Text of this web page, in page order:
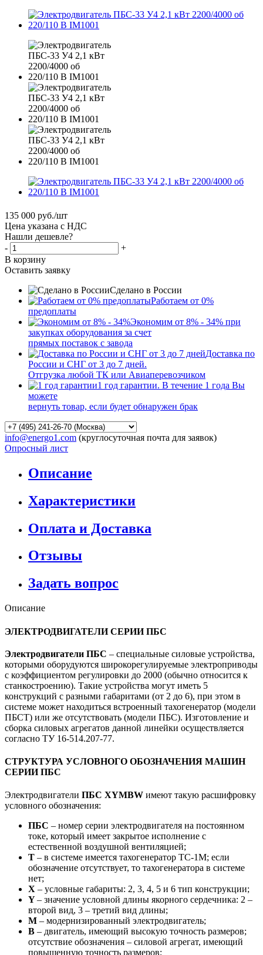
135 000 руб./шт
Цена указана с НДС
Нашли дешевле?
-
+
В корзину
Оставить заявку
Сделано в России
Работаем от 0%
предоплаты
Экономим от 8% - 34% при
закупках оборудования за счет
прямых поставок с завода
Доставка по
России и СНГ от 3 до 7 дней.
Отгрузка любой ТК или Авиаперевозчиком
1 год гарантии. В течение 1 года Вы
можете
вернуть товар, если будет обнаружен брак
info@energo1.com (круглосуточная почта для заявок)
Опросный лист
Описание
Характеристики
Оплата и Доставка
Отзывы
Задать вопрос
Описание
ЭЛЕКТРОДВИГАТЕЛИ СЕРИИ ПБС
Электродвигатели ПБС – специальные силовые устройства,
которыми оборудуются широкорегулируемые электроприводы
с коэффициентом регулировки до 2000 (обычно относится к
станкостроению). Такие устройства могут иметь 5
конструкций с разными габаритами (от 2 до 6), при этом в
системе может находиться встроенный тахогенератор (модели
ПБСТ) или же отсутствовать (модели ПБС). Изготовление и
сборка силовых агрегатов данной линейки осуществляется
согласно ТУ 16-514.207-77.
СТРУКТУРА УСЛОВНОГО ОБОЗНАЧЕНИЯ МАШИН
СЕРИИ ПБС
Электродвигатели ПБС ХYMBW имеют такую расшифровку
условного обозначения:
ПБС – номер серии электродвигателя на постоянном
токе, который имеет закрытое исполнение с
естественной воздушной вентиляцией;
Т – в системе имеется тахогенератор ТС-1М; если
обозначение отсутствует, то тахогенератора в системе
нет;
Х – условные габариты: 2, 3, 4, 5 и 6 тип конструкции;
Y– значение условной длины якорного сердечника: 2 –
второй вид, 3 – третий вид длины;
M – модернизированный электродвигатель;
B – двигатель, имеющий высокую точность размеров;
отсутствие обозначения – силовой агрегат, имеющий
повышенную точность размеров;